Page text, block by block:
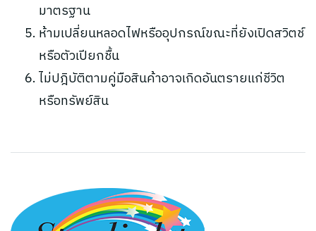
มาตรฐาน
ห้ามเปลี่ยนหลอดไฟหรืออุปกรณ์ขณะที่ยังเปิดสวิตช์
หรือตัวเปียกชื้น
ไม่ปฎิบัติตามคู่มือสินค้าอาจเกิดอันตรายแก่ชีวิต
หรือทรัพย์สิน